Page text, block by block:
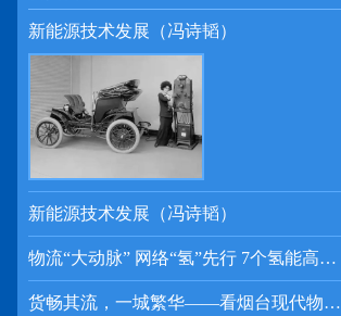
新能源技术发展（冯诗韬）
新能源技术发展（冯诗韬）
物流“大动脉” 网络“氢”先行 7个氢能高速场景落地京津冀
货畅其流，一城繁华——看烟台现代物流发展